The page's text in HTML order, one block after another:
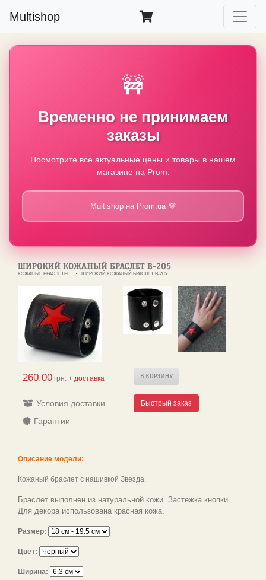
Multishop
🚧
Временно не принимаем
заказы
Посмотрите все актуальные цены и товары в нашем
магазине на Prom.
Multishop на Prom.ua 💜
КОЖАНЫЕ БРАСЛЕТЫ ШИРОКИЙ КОЖАНЫЙ БРАСЛЕТ B-205
260.00 грн. + доставка
Условия доставки
Гарантии
Быстрый заказ
Описание модели:
Кожаный браслет с нашивкой Звезда.
Браслет выполнен из натуральной кожи. Застежка кнопки.
Для декора использована красная кожа.
Размер:
Цвет:
Ширина: